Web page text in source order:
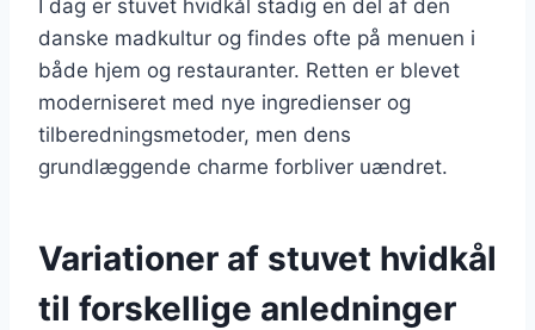
I dag er stuvet hvidkål stadig en del af den
danske madkultur og findes ofte på menuen i
både hjem og restauranter. Retten er blevet
moderniseret med nye ingredienser og
tilberedningsmetoder, men dens
grundlæggende charme forbliver uændret.
Variationer af stuvet hvidkål
til forskellige anledninger